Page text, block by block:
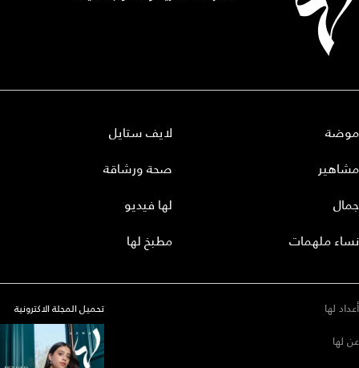
موضة
مشاهير
جمال
نساء ملهمات
لايف ستايل
صحة ورشاقة
لها فيديو
مطبخ لها
أعداد لها
عن لها
تحميل المجلة الاكترونية